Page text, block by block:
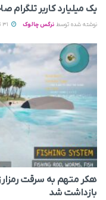
یک میلیارد کاربر
نوشته شده توسط نرگس چالوک
هکر متهم به سرقت
بازداشت شد